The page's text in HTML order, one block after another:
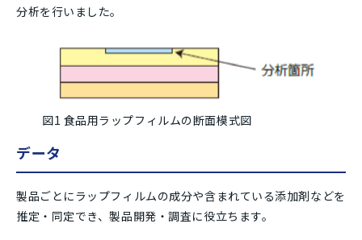
分析を行いました。
図1 食品用ラップフィルムの断面模式図
データ
製品ごとにラップフィルムの成分や含まれている添加剤などを
推定・同定でき、製品開発・調査に役立ちます。